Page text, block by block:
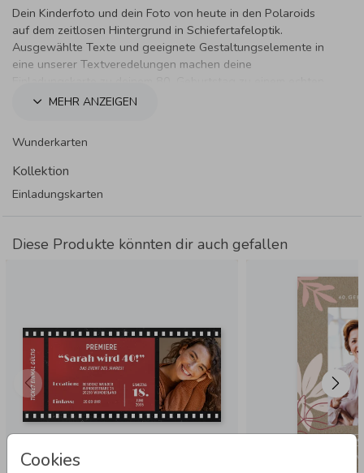
Cookies
Dein Kinderfoto und dein Foto von heute in den Polaroids
auf dem zeitlosen Hintergrund in Schiefertafeloptik.
Ausgewählte Texte und geeignete Gestaltungselemente in
eine unserer Textveredelungen machen deine
Blickfang.MEHR ANZEIGEN
Wunderkarten
Kollektion
Einladungskarten
Diese Produkte könnten dir auch gefallen